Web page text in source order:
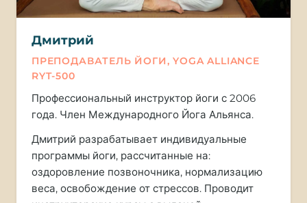
Дмитрий
ПРЕПОДАВАТЕЛЬ ЙОГИ, YOGA ALLIANCE
RYT-500
Профессиональный инструктор йоги с 2006
года. Член Международного Йога Альянса.
Дмитрий разрабатывает индивидуальные
программы йоги, рассчитанные на:
оздоровление позвоночника, нормализацию
веса, освобождение от стрессов. Проводит